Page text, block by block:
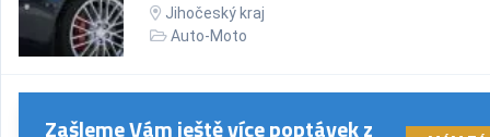
Jihočeský kraj
Auto-Moto
Zašleme Vám ještě více poptávek z